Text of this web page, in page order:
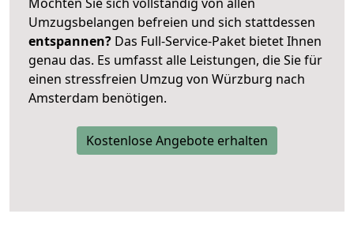
Umzugsbelangen befreien und sich stattdessen
entspannen? Das Full-Service-Paket bietet Ihnen
genau das. Es umfasst alle Leistungen, die Sie für
einen stressfreien Umzug von Würzburg nach
Amsterdam benötigen.
Kostenlose Angebote erhalten